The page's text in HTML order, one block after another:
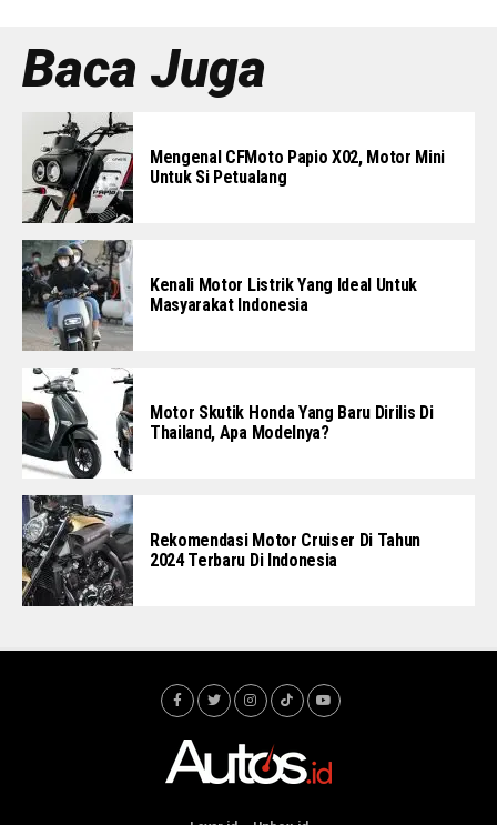
Baca Juga
Mengenal CFMoto Papio X02, Motor Mini
Untuk Si Petualang
Kenali Motor Listrik Yang Ideal Untuk
Masyarakat Indonesia
Motor Skutik Honda Yang Baru Dirilis Di
Thailand, Apa Modelnya?
Rekomendasi Motor Cruiser Di Tahun
2024 Terbaru Di Indonesia